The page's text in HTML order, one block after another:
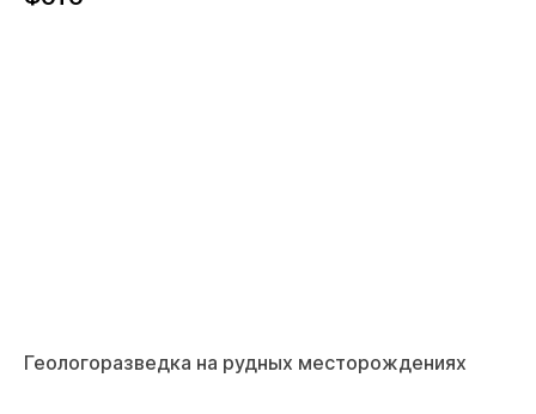
Геологоразведка на рудных месторождениях